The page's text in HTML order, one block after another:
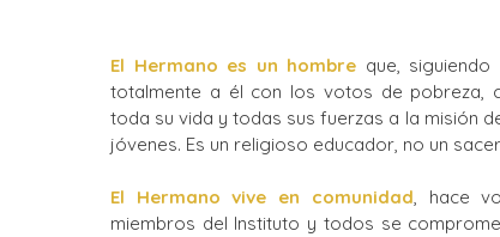
El Hermano es un hombre que,
totalmente a él con los votos de pobreza,
toda su vida y todas sus fuerzas a la misión
jóvenes. Es un religioso educador, no un
El Hermano vive en comunidad, hace
miembros del Instituto y todos se